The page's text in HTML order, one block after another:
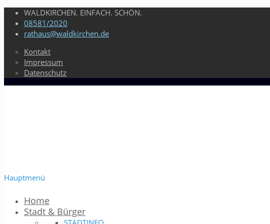
WALDKIRCHEN. EINFACH. SCHÖN.
08581/2020
rathaus@waldkirchen.de
Kontakt
Impressum
Datenschutz
Hauptmenü
Home
Stadt & Bürger